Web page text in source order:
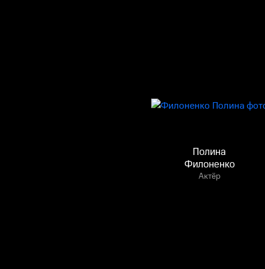
Полина
Филоненко
Актёр